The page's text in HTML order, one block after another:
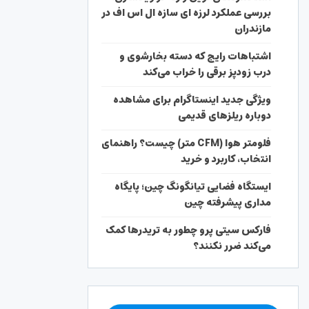
بررسی عملکرد لرزه ای سازه ال اس اف در
مازندران
اشتباهات رایج که دسته بخارشوی و
درب زودپز برقی را خراب می‌کند
ویژگی جدید اینستاگرام برای مشاهده
دوباره ریلزهای قدیمی
فلومتر هوا (CFM متر) چیست؟ راهنمای
انتخاب، کاربرد و خرید
ایستگاه فضایی تیانگونگ چین؛ پایگاه
مداری پیشرفته چین
فارکس سیتی پرو چطور به تریدرها کمک
می‌کند ضرر نکنند؟